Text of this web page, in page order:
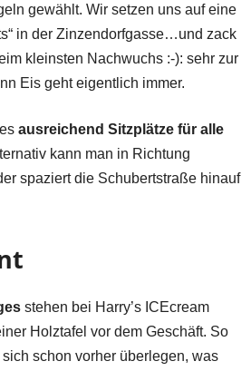
gewählt. Wir setzen uns auf eine
in der Zinzendorfgasse…und zack
kleinsten Nachwuchs :-): sehr zur
Eis geht eigentlich immer.
ausreichend Sitzplätze für alle
kann man in Richtung
spaziert die Schubertstraße hinauf
stehen bei Harry’s ICEcream
Holztafel vor dem Geschäft. So
schon vorher überlegen, was